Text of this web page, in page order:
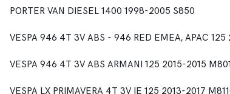
PORTER VAN DIESEL 1400 1998-2005 S850
VESPA 946 4T 3V ABS - 946 RED EMEA, APAC
VESPA 946 4T 3V ABS ARMANI 125 2015-2015
VESPA LX PRIMAVERA 4T 3V IE 125 2013-2017